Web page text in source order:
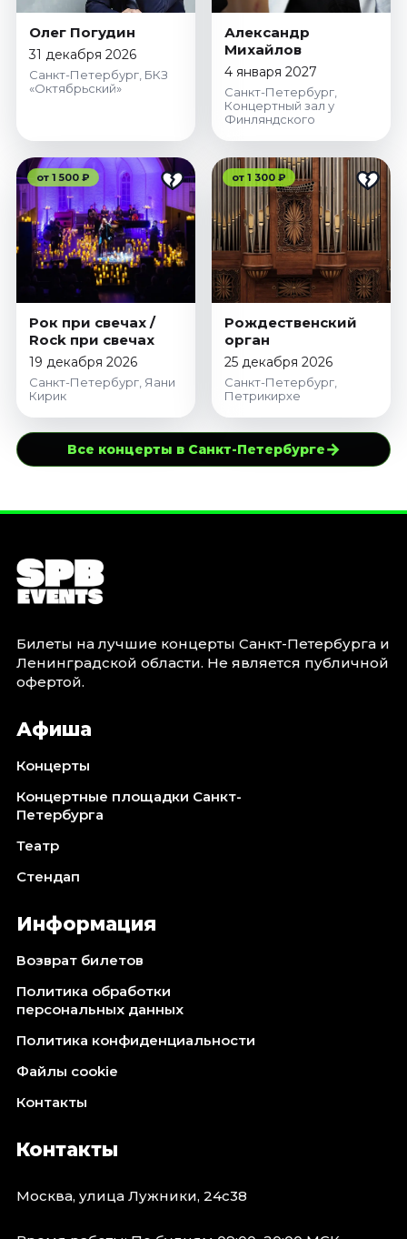
Олег Погудин
31 декабря 2026
Санкт-Петербург, БКЗ
«Октябрьский»
Александр
Михайлов
4 января 2027
Санкт-Петербург,
Концертный зал у
Финляндского
от 1 500 ₽
Рок при свечах /
Rock при свечах
19 декабря 2026
Санкт-Петербург, Яани
Кирик
от 1 300 ₽
Рождественский
орган
25 декабря 2026
Санкт-Петербург,
Петрикирхе
Все концерты в Санкт-Петербурге→
Билеты на лучшие концерты Санкт-Петербурга и
Ленинградской области. Не является публичной
офертой.
Афиша
Концерты
Концертные площадки Санкт-
Петербурга
Театр
Стендап
Информация
Возврат билетов
Политика обработки
персональных данных
Политика конфиденциальности
Файлы cookie
Контакты
Контакты
Москва, улица Лужники, 24с38